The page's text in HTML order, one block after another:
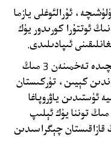
ئۇرالئوغلى يازما
ئوتتۇرا كورىدور يۈك
ئىپادىلىدى.
ئۇرالئوغلى يەنە، پويىزلارنىڭ خىتاي ئىچىدە تەخمىنەن 3 مىڭ
كېيىن، تۈركىستان
ئۈستىدىن ياۋروپاغا
يېتىپ بارىدىغانلىقىنى، پويىزلارنىڭ 2 مىڭ توننا يۈك ئېلىپ
قازاقىستان چېگراسىدىن